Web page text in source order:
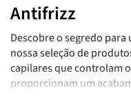
Antifrizz
Descobre o segredo
nossa seleção de
capilares que controlam
proporcionam um